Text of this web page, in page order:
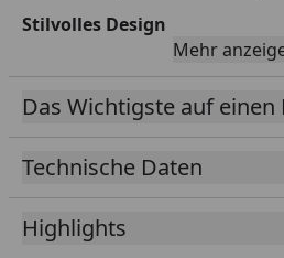
Stilvolles Design
Die Abdeckung in der Farbe
Mehr
Das Wichtigste auf einen
Technische Daten
Highlights